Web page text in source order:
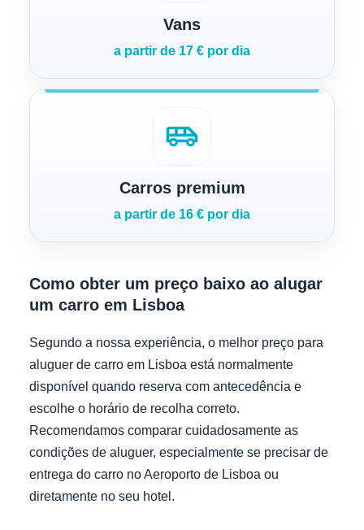
Vans
a partir de 17 € por dia
airport_shuttle
Carros premium
a partir de 16 € por dia
Como obter um preço baixo ao alugar
um carro em Lisboa
Segundo a nossa experiência, o melhor preço para
aluguer de carro em Lisboa está normalmente
disponível quando reserva com antecedência e
escolhe o horário de recolha correto.
Recomendamos comparar cuidadosamente as
condições de aluguer, especialmente se precisar de
entrega do carro no Aeroporto de Lisboa ou
diretamente no seu hotel.